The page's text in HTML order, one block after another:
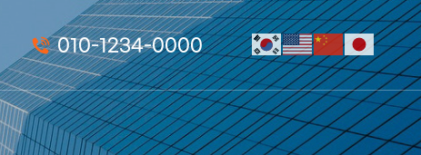
010-1234-0000